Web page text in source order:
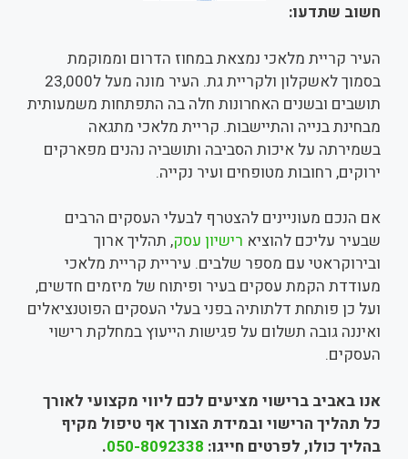
חשוב שתדעו:
העיר קריית מלאכי נמצאת במחוז הדרום וממוקמת
בסמוך לאשקלון ולקריית גת. העיר מונה מעל ל23,000
תושבים ובשנים האחרונות חלה בה התפתחות משמעותית
מבחינת בנייה והתיישבות. קריית מלאכי מתגאה
בשמירתה על איכות הסביבה ותושביה נהנים מפארקים
ירוקים, רחובות מטופחים ועיר נקייה.
אם הנכם מעוניינים להצטרף לבעלי העסקים הרבים
שבעיר עליכם להוציא רישיון עסק, תהליך ארוך
ובירוקראטי עם מספר שלבים. עיריית קריית מלאכי
מעודדת הקמת עסקים בעיר ופיתוח של מיזמים חדשים,
ועל כן פותחת דלתותיה בפני בעלי העסקים הפוטנציאלים
ואיננה גובה תשלום על פגישות הייעוץ במחלקת רישוי
העסקים.
אנו באביב ברישוי מציעים לכם ליווי מקצועי לאורך
כל תהליך הרישוי ובמידת הצורך אף טיפול מקיף
בהליך כולו, לפרטים חייגו: 050-8092338
.